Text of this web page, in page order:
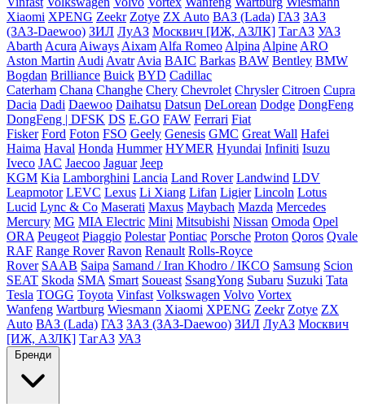
Xiaomi XPENG Zeekr Zotye ZX Auto ВАЗ (Lada) ГАЗ ЗАЗ
(ЗАЗ-Daewoo) ЗИЛ ЛуАЗ Москвич [ИЖ, АЗЛК] ТагАЗ УАЗ
Abarth Acura Aiways Aixam Alfa Romeo Alpina Alpine ARO
Aston Martin Audi Avatr Avia BAIC Barkas BAW Bentley BMW
Bogdan Brilliance Buick BYD Cadillac
Caterham Chana Changhe Chery Chevrolet Chrysler Citroen Cupra
Dacia Dadi Daewoo Daihatsu Datsun DeLorean Dodge DongFeng
DongFeng | DFSK DS E.GO FAW Ferrari Fiat
Fisker Ford Foton FSO Geely Genesis GMC Great Wall Hafei
Haima Haval Honda Hummer HYMER Hyundai Infiniti Isuzu
Iveco JAC Jaecoo Jaguar Jeep
KGM Kia Lamborghini Lancia Land Rover Landwind LDV
Leapmotor LEVC Lexus Li Xiang Lifan Ligier Lincoln Lotus
Lucid Lync & Co Maserati Maxus Maybach Mazda Mercedes
Mercury MG MIA Electric Mini Mitsubishi Nissan Omoda Opel
ORA Peugeot Piaggio Polestar Pontiac Porsche Proton Qoros Qvale
RAF Range Rover Ravon Renault Rolls-Royce
Rover SAAB Saipa Samand / Iran Khodro / IKCO Samsung Scion
SEAT Skoda SMA Smart Soueast SsangYong Subaru Suzuki Tata
Tesla TOGG Toyota Vinfast Volkswagen Volvo Vortex
Wanfeng Wartburg Wiesmann Xiaomi XPENG Zeekr Zotye ZX
Auto ВАЗ (Lada) ГАЗ ЗАЗ (ЗАЗ-Daewoo) ЗИЛ ЛуАЗ Москвич
[ИЖ, АЗЛК] ТагАЗ УАЗ
Бренди